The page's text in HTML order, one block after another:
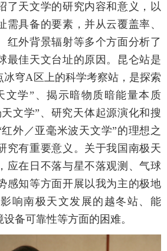
了天文学的研究内容和意义，以
需具备的要素，并从云覆盖率、
红外背景辐射等多个方面分析了
最佳天文台址的原因。昆仑站是
冰穹A区上的科学考察站，是探索
文学”、揭示暗物质暗能量本质
文学”、研究天体起源演化和搜
外／亚毫米波天文学”的理想之
究有重要意义。关于我国南极天
应在日不落与星不落观测、气球
感知等方面开展以我为主的极地
响南极天文发展的越冬站、能
备可靠性等方面的困难。